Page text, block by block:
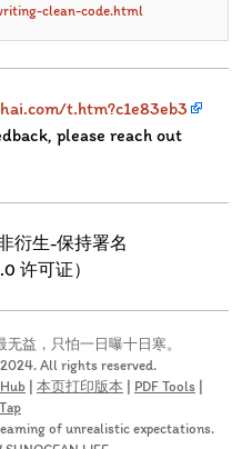
clean-code.html
t.htm?c1e83eb3
please reach out
衍生-保持署名
许可证）
益，只怕一日曝十日寒。
All rights reserved.
本页打印版本 PDF Tools
of unrealistic expectations.